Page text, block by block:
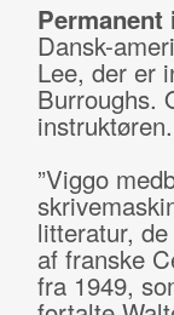
Dansk-
Lee, der er
Burroughs.
instruktøren.
”Viggo
litteratur,
af franske
fra 1949,